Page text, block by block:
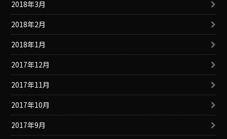
2018年3月
2018年2月
2018年1月
2017年12月
2017年11月
2017年10月
2017年9月